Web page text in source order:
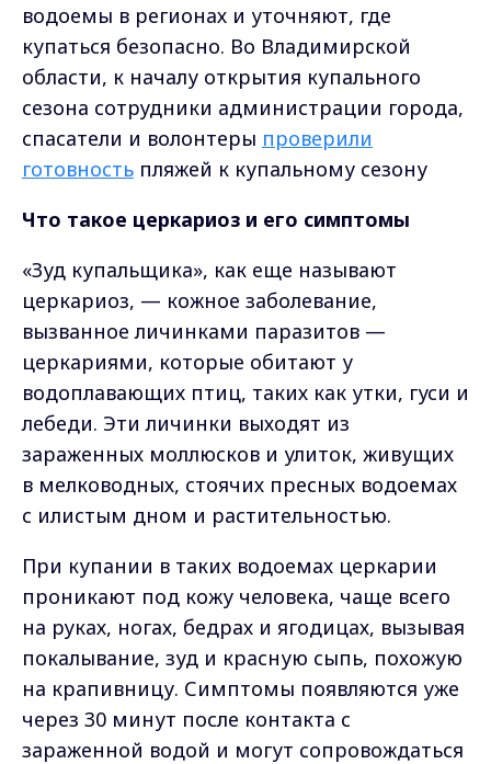
водоемы в регионах и уточняют, где
купаться безопасно. Во Владимирской
области, к началу открытия купального
сезона сотрудники администрации города,
спасатели и волонтеры проверили
готовность пляжей к купальному сезону
Что такое церкариоз и его симптомы
«Зуд купальщика», как еще называют
церкариоз, — кожное заболевание,
вызванное личинками паразитов —
церкариями, которые обитают у
водоплавающих птиц, таких как утки, гуси и
лебеди. Эти личинки выходят из
зараженных моллюсков и улиток, живущих
в мелководных, стоячих пресных водоемах
с илистым дном и растительностью.
При купании в таких водоемах церкарии
проникают под кожу человека, чаще всего
на руках, ногах, бедрах и ягодицах, вызывая
покалывание, зуд и красную сыпь, похожую
на крапивницу. Симптомы появляются уже
через 30 минут после контакта с
зараженной водой и могут сопровождаться